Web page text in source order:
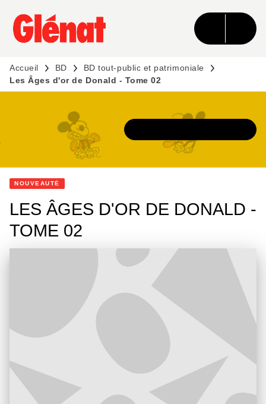
MENU RECHERCHE CONTENU
PIED DE PAGE
Accueil BD
BD tout-public et patrimoniale
Les Âges d'or de Donald - Tome 02
NOUVEAUTÉ
LES ÂGES D'OR DE DONALD -
TOME 02